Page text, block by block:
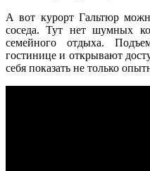
А вот курорт Гальтюр
соседа. Тут нет шумных
семейного отдыха.
гостинице и открывают
себя показать не только